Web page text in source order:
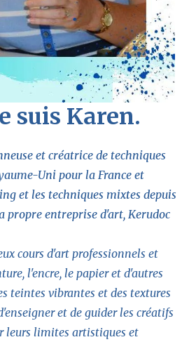
suis Karen.
et créatrice de techniques
Uni pour la France et
et les techniques mixtes depuis
propre entreprise d'art, Kerudoc
cours d'art professionnels et
l'encre, le papier et d'autres
teintes vibrantes et des textures
et de guider les créatifs
leurs limites artistiques et